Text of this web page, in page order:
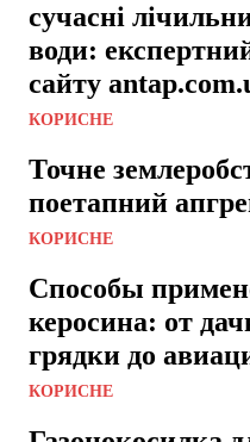
сучасні
води:
сайту
КОРИСНЕ
Точне
поетапний
КОРИСНЕ
Способы
керосина: от
грядки до
КОРИСНЕ